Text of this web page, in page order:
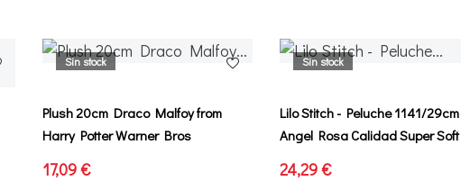
Plush 20cm Draco Malfoy from
Harry Potter Warner Bros
17,09 €
Sin stock
Lilo Stitch - Peluche 1141/29cm
Angel Rosa Calidad Super Soft
24,29 €
Sin stock